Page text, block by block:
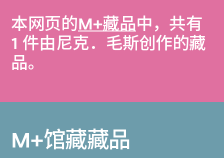
本网页的M+藏品中，共有
1 件由尼克．毛斯创作的藏
品。
M+馆藏藏品